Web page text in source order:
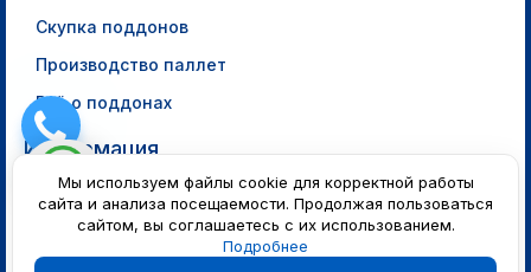
Скупка поддонов
Производство паллет
Всё о поддонах
Информация
Политика конфиденциальности
Мы используем файлы cookie для корректной работы
сайта и анализа посещаемости. Продолжая пользоваться
сайтом, вы соглашаетесь с их использованием.
Подробнее